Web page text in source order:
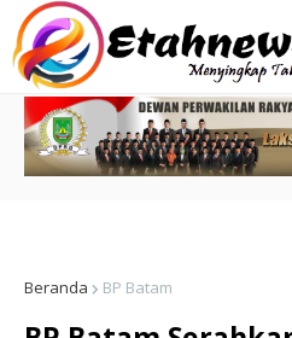
Beranda BP Batam